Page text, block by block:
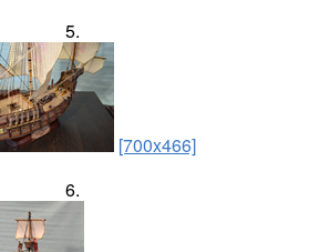
5.
[700x466]
6.